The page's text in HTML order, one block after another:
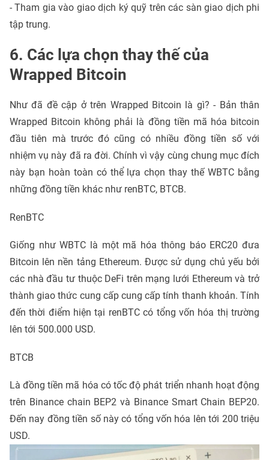
- Tham gia vào giao dịch ký quỹ trên các sàn giao dịch phi
tập trung.
6. Các lựa chọn thay thế của
Wrapped Bitcoin
Như đã đề cập ở trên Wrapped Bitcoin là gì? - Bản thân
Wrapped Bitcoin không phải là đồng tiền mã hóa bitcoin
đầu tiên mà trước đó cũng có nhiều đồng tiền số với
nhiệm vụ này đã ra đời. Chính vì vậy cùng chung mục đích
này bạn hoàn toàn có thể lựa chọn thay thế WBTC bằng
những đồng tiền khác như renBTC, BTCB.
RenBTC
Giống như WBTC là một mã hóa thông báo ERC20 đưa
Bitcoin lên nền tảng Ethereum. Được sử dụng chủ yếu bởi
các nhà đầu tư thuộc DeFi trên mạng lưới Ethereum và trở
thành giao thức cung cấp cung cấp tính thanh khoản. Tính
đến thời điểm hiện tại renBTC có tổng vốn hóa thị trường
lên tới 500.000 USD.
BTCB
Là đồng tiền mã hóa có tốc độ phát triển nhanh hoạt động
trên Binance chain BEP2 và Binance Smart Chain BEP20.
Đến nay đồng tiền số này có tổng vốn hóa lên tới 200 triệu
USD.